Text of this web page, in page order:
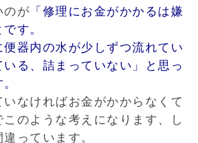
のが 「修理にお金がかかるは嫌
す。
器内の水が少しずつ流れてい
る、詰まっていない」と思っ
いなければお金がかからなくて
のような考えになります、し
っています。